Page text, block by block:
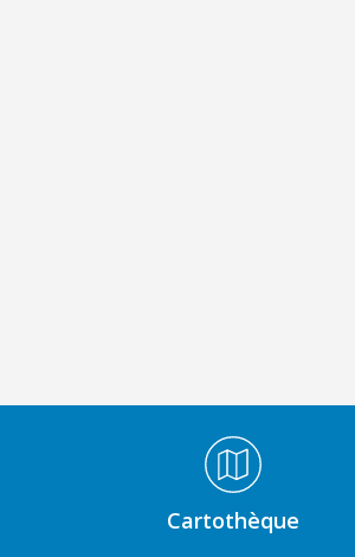
Médiathèque Footer
Cartothèque